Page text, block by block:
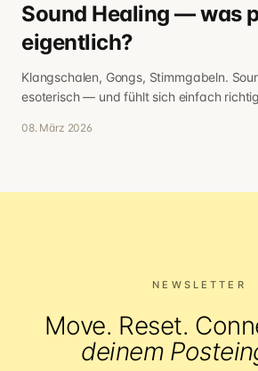
Sound Healing — was
eigentlich?
Klangschalen, Gongs, Stimmgabeln.
esoterisch — und fühlt sich einfach
08. März 2026
NEWSLETTER
Move. Reset.
deinem